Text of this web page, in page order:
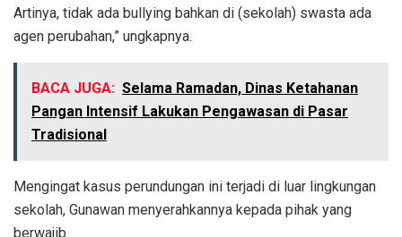
Artinya, tidak ada bullying bahkan di (sekolah) swasta ada
agen perubahan,” ungkapnya.
BACA JUGA: Selama Ramadan, Dinas Ketahanan
Pangan Intensif Lakukan Pengawasan di Pasar
Tradisional
Mengingat kasus perundungan ini terjadi di luar lingkungan
sekolah, Gunawan menyerahkannya kepada pihak yang
berwajib.